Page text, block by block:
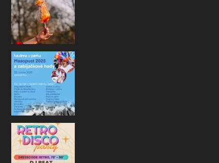
Ahoj kamarádi, už v sobotu se na Vás těš